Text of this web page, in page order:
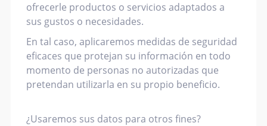
ofrecerle productos o servicios adaptados a
sus gustos o necesidades.
En tal caso, aplicaremos medidas de seguridad
eficaces que protejan su información en todo
momento de personas no autorizadas que
pretendan utilizarla en su propio beneficio.
¿Usaremos sus datos para otros fines?